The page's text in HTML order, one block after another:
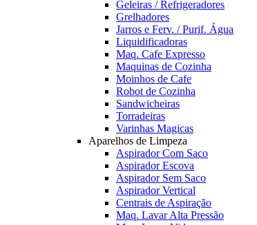
Geleiras / Refrigeradores
Grelhadores
Jarros e Ferv. / Purif. Água
Liquidificadoras
Maq. Cafe Expresso
Maquinas de Cozinha
Moinhos de Cafe
Robot de Cozinha
Sandwicheiras
Torradeiras
Varinhas Magicas
Aparelhos de Limpeza
Aspirador Com Saco
Aspirador Escova
Aspirador Sem Saco
Aspirador Vertical
Centrais de Aspiração
Maq. Lavar Alta Pressão